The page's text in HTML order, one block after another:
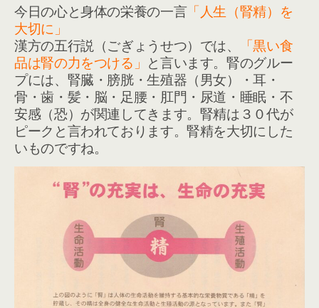
今日の心と身体の栄養の一言「人生（腎精）を
大切に」
漢方の五行説（ごぎょうせつ）では、
「黒い食
品は腎の力をつける」 と言います。腎のグルー
プには、腎臓・膀胱・生殖器（男女）・耳・
骨・歯・髪・脳・足腰・肛門・尿道・睡眠・不
安感（恐）が関連してきます。腎精は３０代が
ピークと言われております。腎精を大切にした
いものですね。